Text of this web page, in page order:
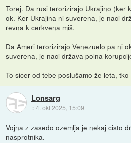
Torej. Da rusi terorizirajo Ukrajino (ker
ok. Ker Ukrajina ni suverena, je naci
revna k cerkvena miš.
Da Ameri terorizirajo Venezuelo pa ni
suverena, je naci država polna
To sicer od tebe poslušamo že leta,
Lonsarg
::4. okt 2025, 15:09
Vojna z zasedo ozemlja je nekaj cisto
nasprotnika.